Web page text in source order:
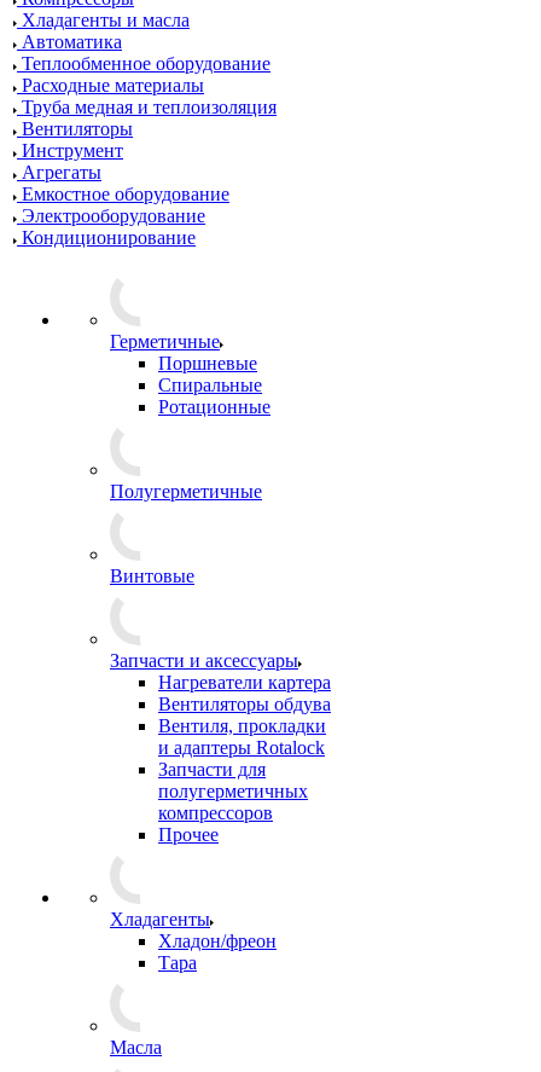
Хладагенты и масла
Автоматика
Теплообменное оборудование
Расходные материалы
Труба медная и теплоизоляция
Вентиляторы
Инструмент
Агрегаты
Емкостное оборудование
Электрооборудование
Кондиционирование
Герметичные
Поршневые
Спиральные
Ротационные
Полугерметичные
Винтовые
Запчасти и аксессуары
Нагреватели картера
Вентиляторы обдува
Вентиля, прокладки
и адаптеры Rotalock
Запчасти для
полугерметичных
компрессоров
Прочее
Хладагенты
Хладон/фреон
Тара
Масла